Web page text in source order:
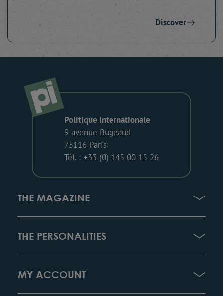
Discover
Politique Internationale
9 avenue Bugeaud
75116 Paris
Tél. : +33 (0) 145 00 15 26
THE MAGAZINE
THE PERSONALITIES
MY ACCOUNT